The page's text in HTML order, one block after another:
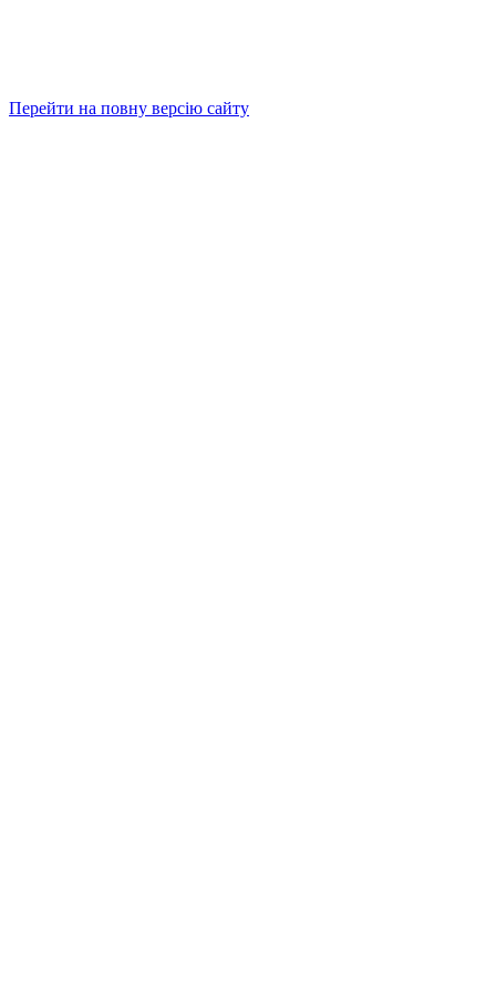
Перейти на повну версію сайту